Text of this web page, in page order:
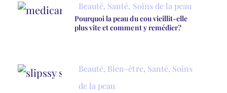
Beauté, Santé, Soins de la peau
Pourquoi la peau du cou vieillit-elle
plus vite et comment y remédier?
Beauté, Bien-être, Santé, Soins
de la peau